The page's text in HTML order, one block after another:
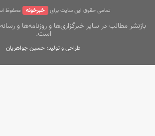
تمامی حقوق این سایت برای خبرخونه محفوظ است.
بازنشر مطالب در سایر خبرگزاری‌ها و روزنامه‌ها و
است.
طراحی و تولید: حسین جواهریان